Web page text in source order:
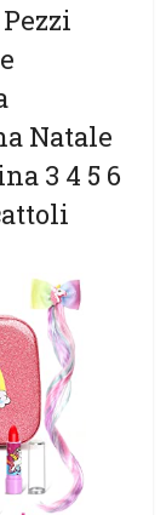
Natale
3 4 5 6